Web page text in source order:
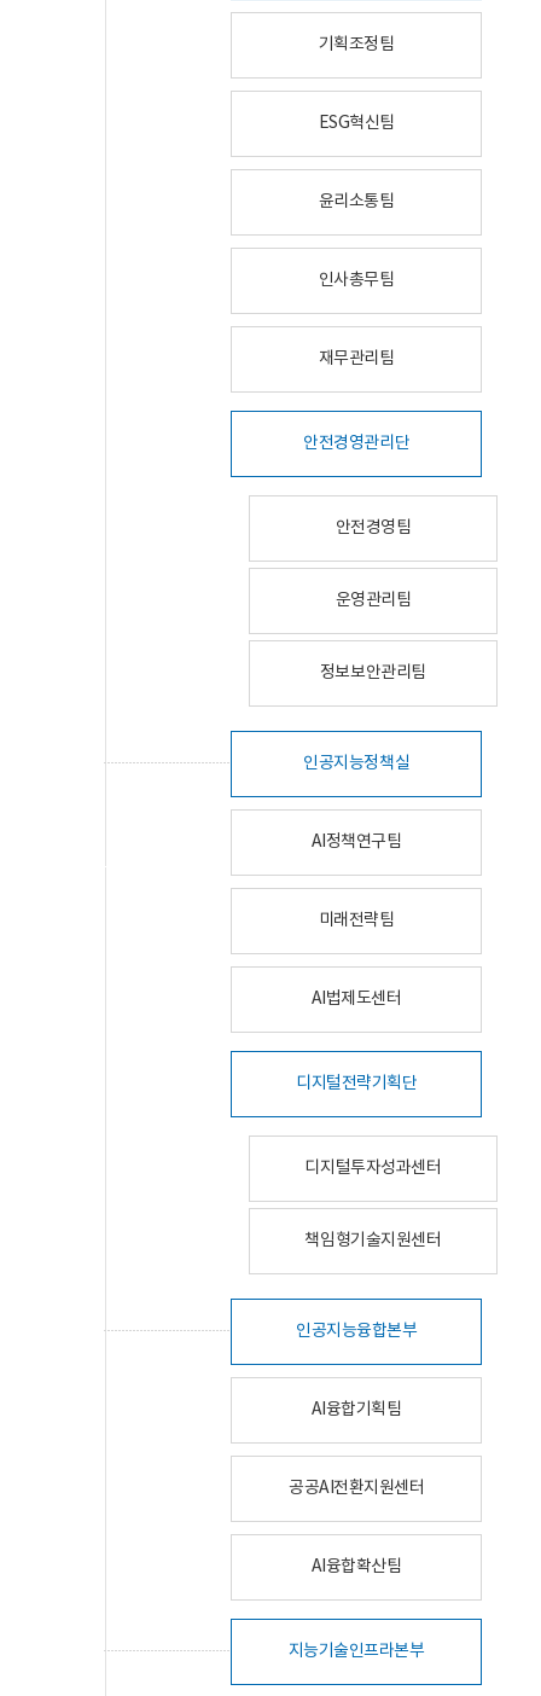
기획조정팀
ESG혁신팀
윤리소통팀
인사총무팀
재무관리팀
안전경영관리단
안전경영팀
운영관리팀
정보보안관리팀
인공지능정책실
AI정책연구팀
미래전략팀
AI법제도센터
디지털전략기획단
디지털투자성과센터
책임형기술지원센터
인공지능융합본부
AI융합기획팀
공공AI전환지원센터
AI융합확산팀
지능기술인프라본부